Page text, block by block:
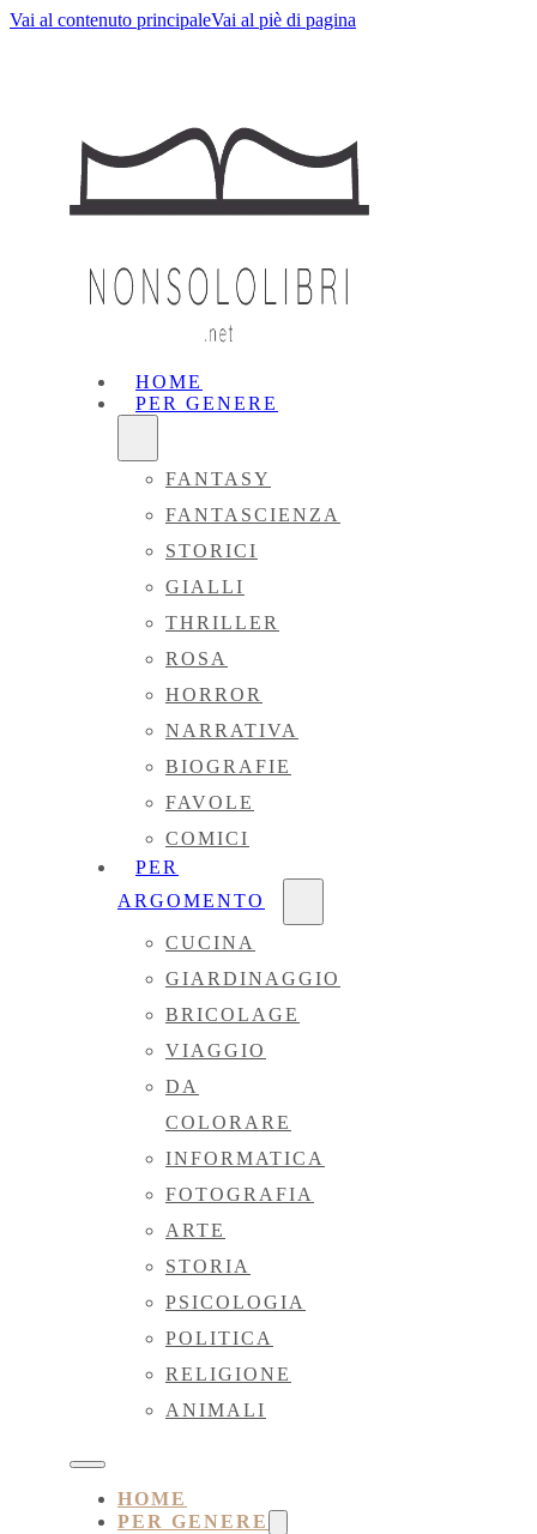
Vai al contenuto principaleVai al piè di pagina
HOME
PER GENERE
FANTASY
FANTASCIENZA
STORICI
GIALLI
THRILLER
ROSA
HORROR
NARRATIVA
BIOGRAFIE
FAVOLE
COMICI
PER
ARGOMENTO
CUCINA
GIARDINAGGIO
BRICOLAGE
VIAGGIO
DA
COLORARE
INFORMATICA
FOTOGRAFIA
ARTE
STORIA
PSICOLOGIA
POLITICA
RELIGIONE
ANIMALI
HOME
PER GENERE